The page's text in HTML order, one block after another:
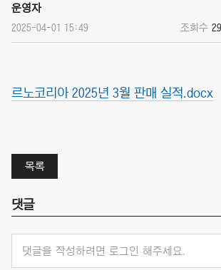
운영자
2025-04-01 15:49 조회수
르노코리아 2025년 3월 판매 실적.docx
목록
댓글
댓글을 작성하려면 로그인 해주세요.